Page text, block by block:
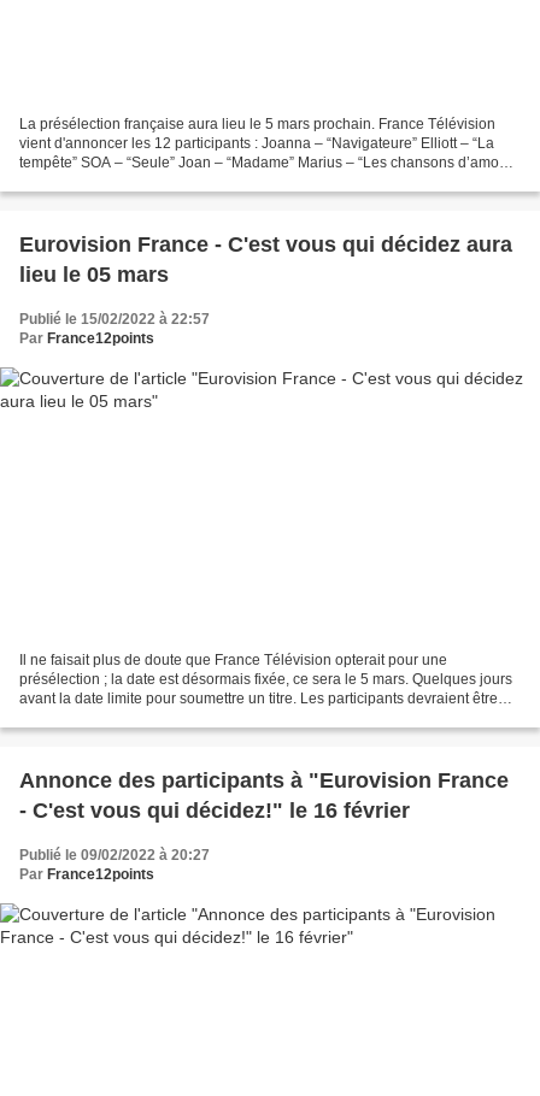
La présélection française aura lieu le 5 mars prochain. France Télévision
vient d'annoncer les 12 participants : Joanna – “Navigateure” Elliott – “La
tempête” SOA – “Seule” Joan – “Madame” Marius – “Les chansons d’amour”
Eurovision France - C'est vous qui décidez aura
lieu le 05 mars
Publié le 15/02/2022 à 22:57
Par France12points
Il ne faisait plus de doute que France Télévision opterait pour une
présélection ; la date est désormais fixée, ce sera le 5 mars. Quelques jours
avant la date limite pour soumettre un titre. Les participants devraient être
Annonce des participants à "Eurovision France
- C'est vous qui décidez!" le 16 février
Publié le 09/02/2022 à 20:27
Par France12points